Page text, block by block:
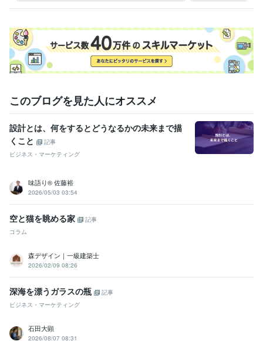
このブログを見た人にオススメ
設計とは、何をするとどうなるかの未来まで描
くこと
記事
ビジネス・マーケティング
味語り® 佐藤裕
2026/05/03 03:54
空と猫を眺める家
記事
コラム
森デザイン｜一級建築士
2026/02/09 08:26
深海を漂うガラスの瓶
記事
ビジネス・マーケティング
石田大顕
2026/08/07 08:31